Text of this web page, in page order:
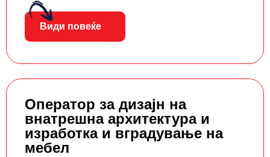
Види повеќе
Оператор за дизајн на
внатрешна архитектура и
изработка и вградување на
мебел